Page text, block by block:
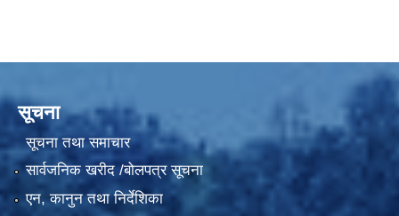
सूचना
सूचना तथा समाचार
सार्वजनिक खरीद /बोलपत्र सूचना
एन, कानुन तथा निर्देशिका